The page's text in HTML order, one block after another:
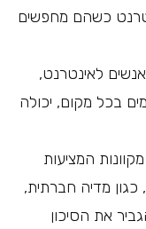
כשהם מחפשים
לאינטרנט,
בכל מקום, יכולה
המציעות
כגון מדיה חברתית,
את הסיכון